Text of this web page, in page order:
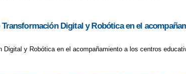
Digital y Robótica en el
y Robótica en el acompañamiento a los centros